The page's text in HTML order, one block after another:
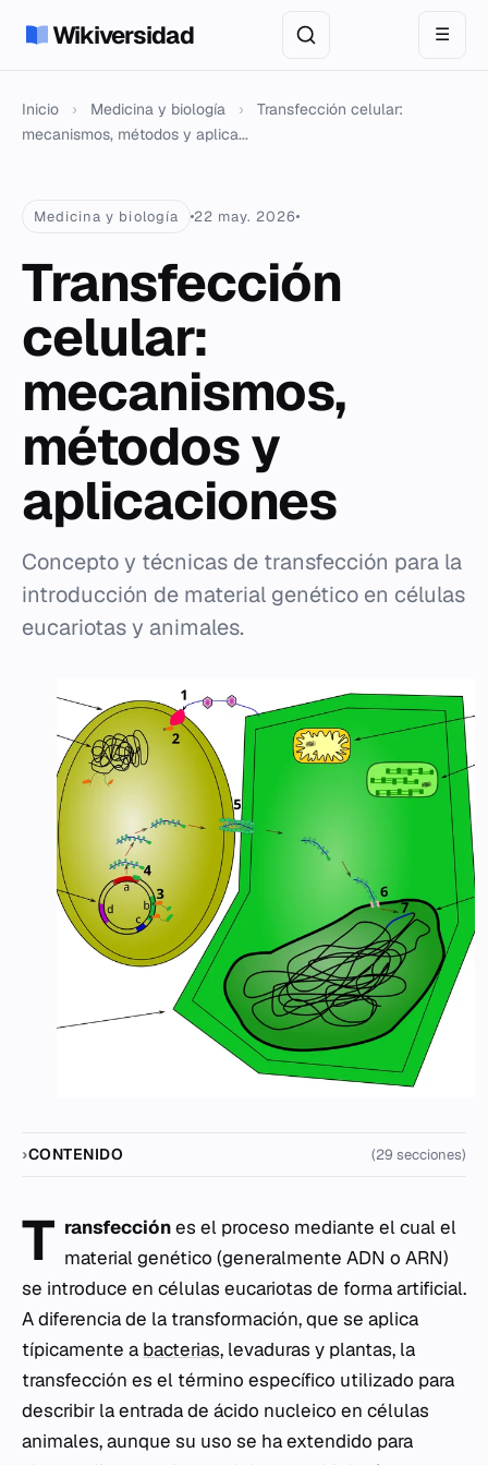
Wikiversidad ☰
Inicio › Medicina y biología ›
Transfección celular:
mecanismos, métodos y aplica...
Medicina y biología 22 may. 2026
Transfección
celular:
mecanismos,
métodos y
aplicaciones
Concepto y técnicas de transfección para la
introducción de material genético en células
eucariotas y animales.
CONTENIDO (29 secciones)
T ransfecciónes el proceso mediante el cual el
material genético (generalmente ADN o ARN)
se introduce en células eucariotas de forma artificial.
A diferencia de la transformación, que se aplica
típicamente a bacterias, levaduras y plantas, la
transfección es el término específico utilizado para
describir la entrada de ácido nucleico en células
animales, aunque su uso se ha extendido para